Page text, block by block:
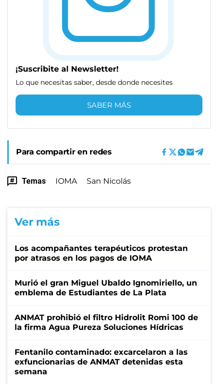
¡Suscribite al Newsletter!
Lo que necesitas saber, desde donde necesites
SABER MÁS
Para compartir en redes
Temas IOMA San Nicolás
Ver más
Los acompañantes terapéuticos protestan
por atrasos en los pagos de IOMA
Murió el gran Miguel Ubaldo Ignomiriello, un
emblema de Estudiantes de La Plata
ANMAT prohibió el filtro Hidrolit Romi 100 de
la firma Agua Pureza Soluciones Hídricas
Fentanilo contaminado: excarcelaron a las
exfuncionarias de ANMAT detenidas esta
semana